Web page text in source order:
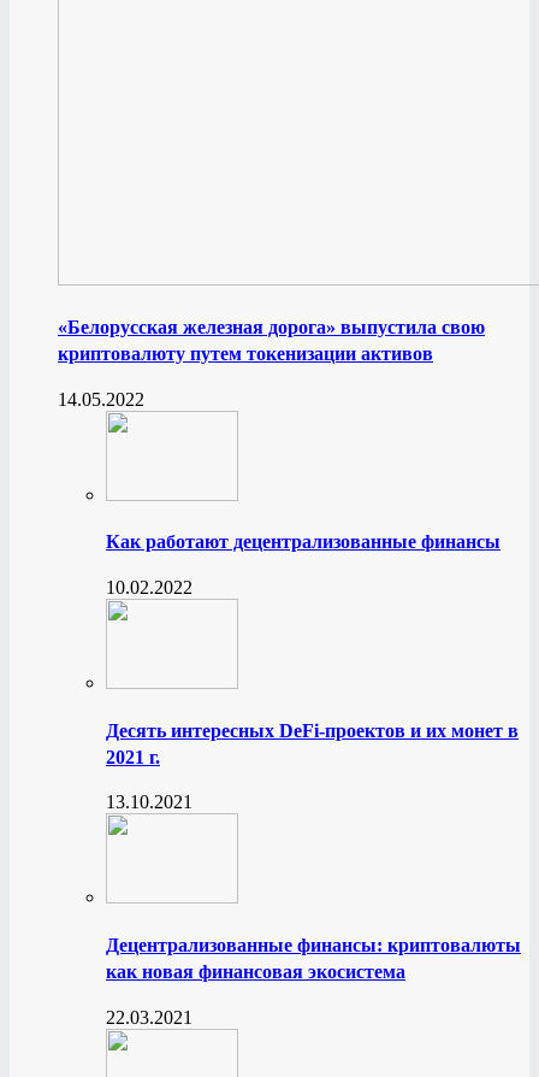
«Белорусская железная дорога» выпустила свою
криптовалюту путем токенизации активов
14.05.2022
Как работают децентрализованные финансы
10.02.2022
Десять интересных DeFi-проектов и их монет в
2021 г.
13.10.2021
Децентрализованные финансы: криптовалюты
как новая финансовая экосистема
22.03.2021